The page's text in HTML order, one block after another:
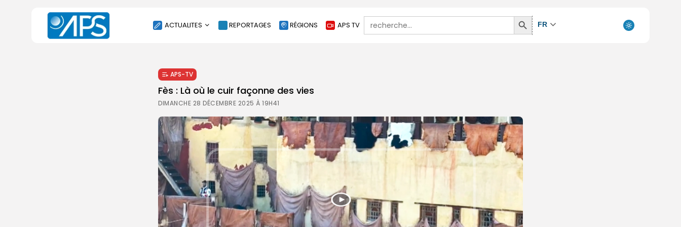
ACTUALITES
SOCIÉTÉ
ÉCONOMIE
CULTURE
SPORT
ENVIRONNEMENT
INTERNATIONAL
AGENDA
SANTE
REPORTAGES RÉGIONS APS TV
Search
for:
Search
Button
FR
APS-TV
Fès : Là où le cuir façonne des vies
DIMANCHE 28 DÉCEMBRE 2025 À 19H41